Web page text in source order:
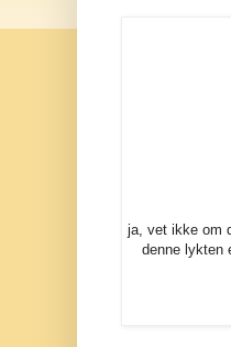
ja, vet ikke om
denne lykten